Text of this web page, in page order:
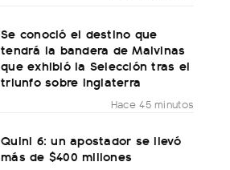
Se conoció el destino que
tendrá la bandera de Malvinas
que exhibió la Selección tras el
triunfo sobre Inglaterra
Hace 45 minutos
Quini 6: un apostador se llevó
más de $400 millones